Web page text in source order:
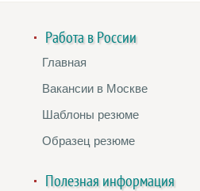
Работа в России
Главная
Вакансии в Москве
Шаблоны резюме
Образец резюме
Полезная информация